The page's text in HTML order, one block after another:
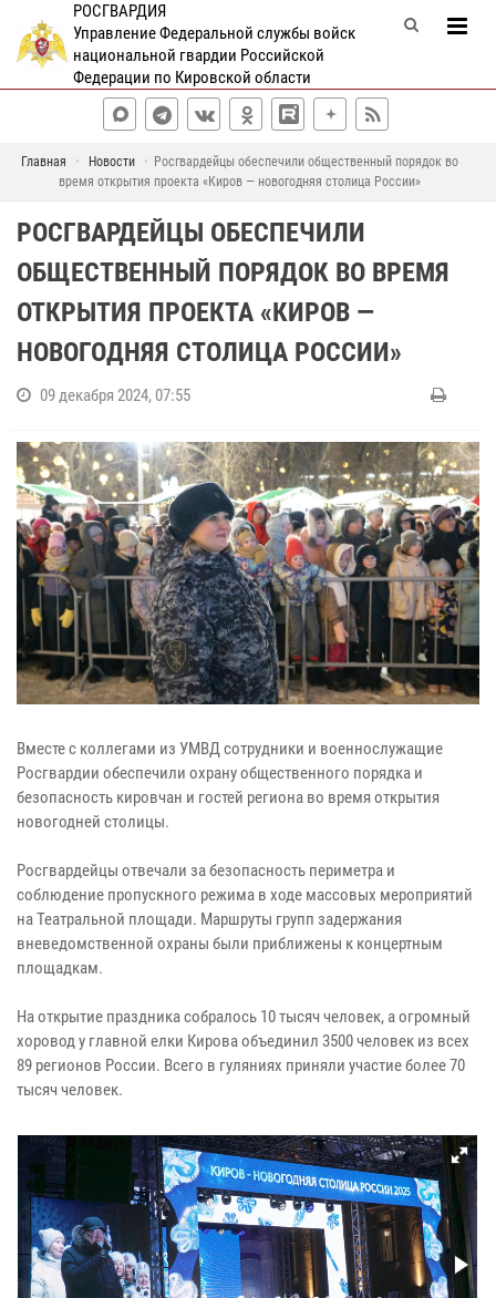
РОСГВАРДИЯ
Управление Федеральной службы войск
национальной гвардии Российской
Федерации по Кировской области
Главная Новости
Росгвардейцы обеспечили общественный порядок во
время открытия проекта «Киров — новогодняя столица России»
РОСГВАРДЕЙЦЫ ОБЕСПЕЧИЛИ
ОБЩЕСТВЕННЫЙ ПОРЯДОК ВО ВРЕМЯ
ОТКРЫТИЯ ПРОЕКТА «КИРОВ —
НОВОГОДНЯЯ СТОЛИЦА РОССИИ»
09 декабря 2024, 07:55
Вместе с коллегами из УМВД сотрудники и военнослужащие
Росгвардии обеспечили охрану общественного порядка и
безопасность кировчан и гостей региона во время открытия
новогодней столицы.
Росгвардейцы отвечали за безопасность периметра и
соблюдение пропускного режима в ходе массовых мероприятий
на Театральной площади. Маршруты групп задержания
вневедомственной охраны были приближены к концертным
площадкам.
На открытие праздника собралось 10 тысяч человек, а огромный
хоровод у главной елки Кирова объединил 3500 человек из всех
89 регионов России. Всего в гуляниях приняли участие более 70
тысяч человек.